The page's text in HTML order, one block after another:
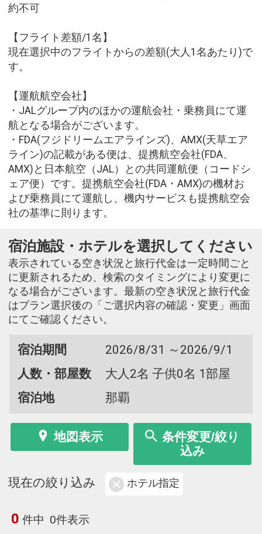
約不可
【フライト差額/1名】
現在選択中のフライトからの差額(大人1名あたり)で
す。
【運航航空会社】
・JALグループ内のほかの運航会社・乗務員にて運
航となる場合がございます。
・FDA(フジドリームエアラインズ)、AMX(天草エア
ライン)の記載がある便は、提携航空会社(FDA、
AMX)と日本航空（JAL）との共同運航便（コードシ
ェア便）です。提携航空会社(FDA・AMX)の機材お
よび乗務員にて運航し、機内サービスも提携航空会
社の基準に則ります。
宿泊施設・ホテルを選択してください
表示されている空き状況と旅行代金は一定時間ごと
に更新されるため、検索のタイミングにより変更に
なる場合がございます。最新の空き状況と旅行代金
はプラン選択後の「ご選択内容の確認・変更」画面
にてご確認ください。
宿泊期間
2026/8/31 ～2026/9/1
人数・部屋数
大人2名 子供0名 1部屋
宿泊地
那覇
地図表示
条件変更/絞り
込み
現在の絞り込み ホテル指定
0 件中 0件表示